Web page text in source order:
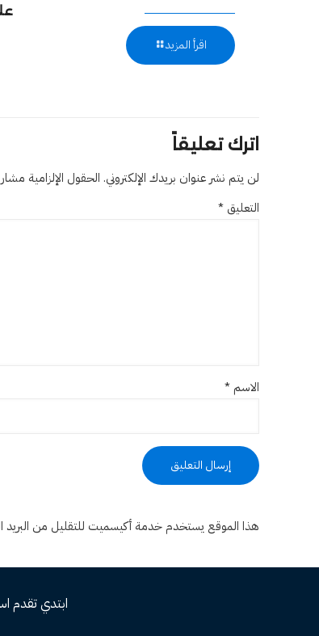
اقرأ المزيد
اترك تعليقاً
لن يتم نشر عنوان بريدك الإلكتروني. الحقول الإلزامية مشار
التعليق *
الاسم *
هذا الموقع يستخدم خدمة أكيسميت للتقليل من البريد
ابتدي تقدم